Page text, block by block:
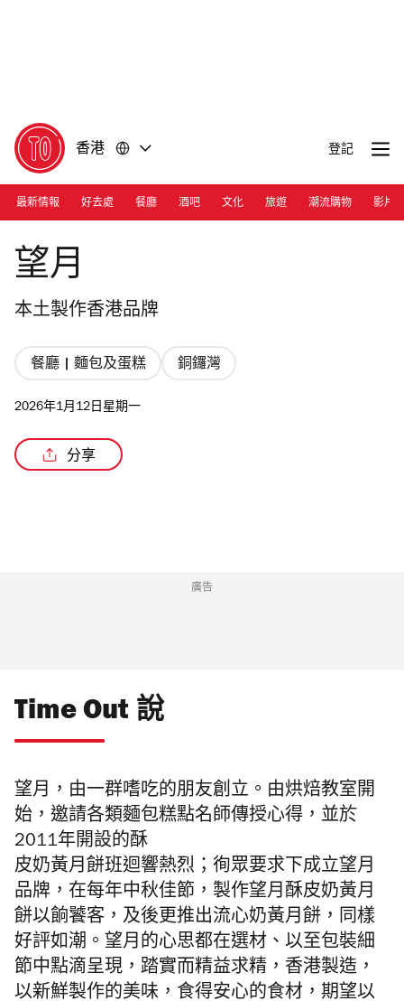
香港 登記
最新情報 好去處 餐廳 酒吧 文化 旅遊 潮流購物 影片
Photograph: Courtesy Patisserie La Lune
望月
本土製作香港品牌
餐廳 | 麵包及蛋糕 銅鑼灣
2026年1月12日星期一
分享
廣告
Time Out 說
望月，由一群嗜吃的朋友創立。由烘焙教室開
始，邀請各類麵包糕點名師傳授心得，並於
2011年開設的酥
皮奶黃月餅班迴響熱烈；徇眾要求下成立望月
品牌，在每年中秋佳節，製作望月酥皮奶黃月
餅以餉饕客，及後更推出流心奶黃月餅，同樣
好評如潮。望月的心思都在選材、以至包裝細
節中點滴呈現，踏實而精益求精，香港製造，
以新鮮製作的美味，食得安心的食材，期望以